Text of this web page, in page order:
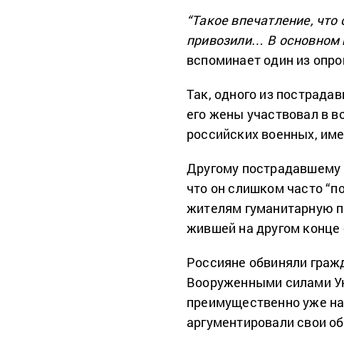
“Такое впечатление,
привозили… В основном
вспоминает один из
Так, одного из
его жены участвовал в
российских военных,
Другому пострадавшему
что он слишком часто
жителям гуманитарную
жившей на другом конце
Россияне обвиняли
Вооруженными силами
преимущественно уже
аргументировали свои